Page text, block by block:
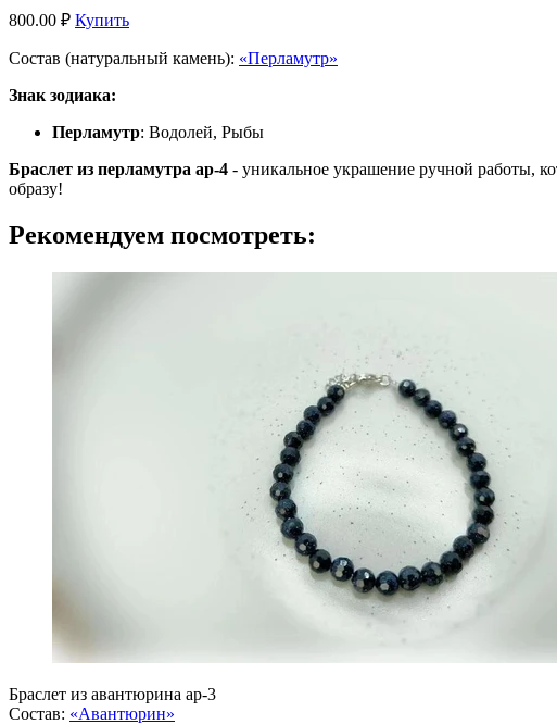
800.00 ₽ Купить
Состав (натуральный камень): «Перламутр»
Знак зодиака:
Перламутр: Водолей, Рыбы
Браслет из перламутра ар-4 - уникальное украшение ручной работы,
образу!
Рекомендуем посмотреть:
Браслет из авантюрина ар-3
Состав: «Авантюрин»